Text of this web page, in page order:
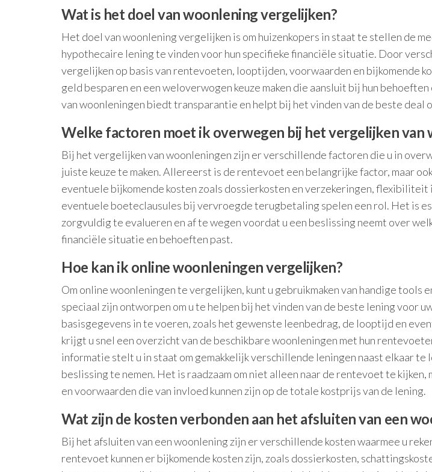
Wat is het doel van woonlening vergelijken?
Het doel van woonlening vergelijken is om huizenkopers in staat te stellen de
hypothecaire lening te vinden voor hun specifieke financiële situatie. Door
vergelijken op basis van rentevoeten, looptijden, voorwaarden en bijkomende
geld besparen en een weloverwogen keuze maken die aansluit bij hun
van woonleningen biedt transparantie en helpt bij het vinden van de beste deal
Welke factoren moet ik overwegen bij het vergelijken van
Bij het vergelijken van woonleningen zijn er verschillende factoren die u in
juiste keuze te maken. Allereerst is de rentevoet een belangrijke factor, maar
eventuele bijkomende kosten zoals dossierkosten en verzekeringen, flexibiliteit
eventuele boeteclausules bij vervroegde terugbetaling spelen een rol. Het is
zorgvuldig te evalueren en af te wegen voordat u een beslissing neemt over
financiële situatie en behoeften past.
Hoe kan ik online woonleningen vergelijken?
Om online woonleningen te vergelijken, kunt u gebruikmaken van handige tools
speciaal zijn ontworpen om u te helpen bij het vinden van de beste lening voor
basisgegevens in te voeren, zoals het gewenste leenbedrag, de looptijd en
krijgt u snel een overzicht van de beschikbare woonleningen met hun
informatie stelt u in staat om gemakkelijk verschillende leningen naast elkaar te
beslissing te nemen. Het is raadzaam om niet alleen naar de rentevoet te kijken,
en voorwaarden die van invloed kunnen zijn op de totale kostprijs van de lening.
Wat zijn de kosten verbonden aan het afsluiten van een
Bij het afsluiten van een woonlening zijn er verschillende kosten waarmee u
rentevoet kunnen er bijkomende kosten zijn, zoals dossierkosten,